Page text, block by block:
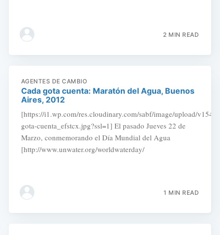
2 MIN READ
AGENTES DE CAMBIO
Cada gota cuenta: Maratón del Agua, Buenos
Aires, 2012
[https://i1.wp.com/res.cloudinary.com/sabf/image/upload/
gota-cuenta_efstcx.jpg?ssl=1] El pasado Jueves 22 de
Marzo, conmemorando el Día Mundial del Agua
[http://www.unwater.org/worldwaterday/
1 MIN READ